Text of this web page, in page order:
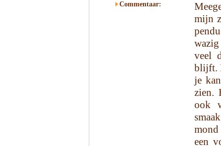
Commentaar:
mijn
veel
blijft.
je
zien.
ook
een